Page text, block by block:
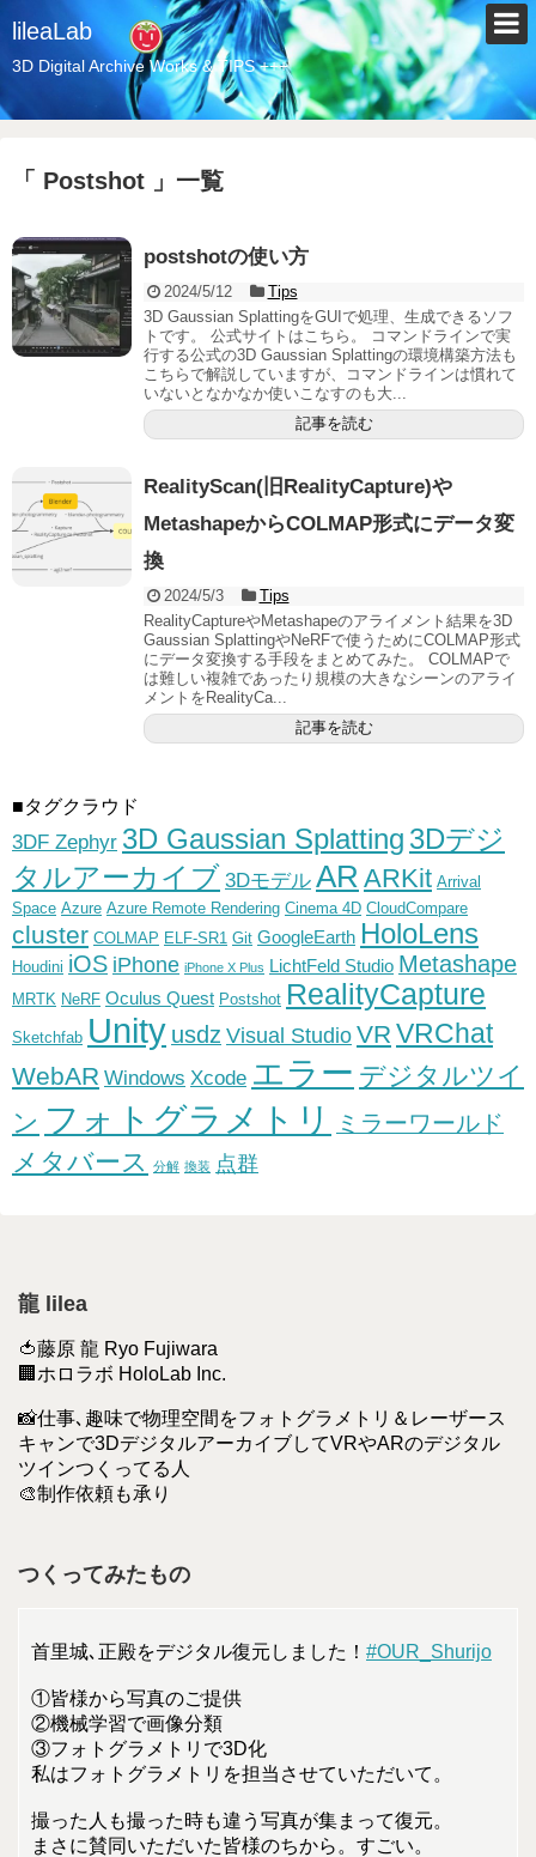
lileaLab
3D Digital Archive Works & TIPS +++
「 Postshot 」一覧
postshotの使い方
2024/5/12
Tips
3D Gaussian SplattingをGUIで処理、生成できるソフ
トです。 公式サイトはこちら。 コマンドラインで実
行する公式の3D Gaussian Splattingの環境構築方法も
こちらで解説していますが、コマンドラインは慣れて
いないとなかなか使いこなすのも大...
記事を読む
RealityScan(旧RealityCapture)や
MetashapeからCOLMAP形式にデータ変
換
2024/5/3
Tips
RealityCaptureやMetashapeのアライメント結果を3D
Gaussian SplattingやNeRFで使うためにCOLMAP形式
にデータ変換する手段をまとめてみた。 COLMAPで
は難しい複雑であったり規模の大きなシーンのアライ
メントをRealityCa...
記事を読む
■タグクラウド
3DF Zephyr 3D Gaussian Splatting 3Dデジ
タルアーカイブ 3Dモデル AR ARKit Arrival
Space Azure Azure Remote Rendering Cinema 4D CloudCompare
cluster COLMAP ELF-SR1 Git GoogleEarth HoloLens
Houdini iOS iPhone iPhone X Plus LichtFeld Studio Metashape
MRTK NeRF Oculus Quest Postshot RealityCapture
Sketchfab Unity usdz Visual Studio VR VRChat
WebAR Windows Xcode エラー デジタルツイ
ン フォトグラメトリ ミラーワールド
メタバース 分解 換装 点群
龍 lilea
🍅藤原 龍 Ryo Fujiwara
🏢ホロラボ HoloLab Inc.
📸仕事､趣味で物理空間をフォトグラメトリ＆レーザース
キャンで3DデジタルアーカイブしてVRやARのデジタル
ツインつくってる人
🎨制作依頼も承り
つくってみたもの
首里城､正殿をデジタル復元しました！ #OUR_Shurijo
①皆様から写真のご提供
②機械学習で画像分類
③フォトグラメトリで3D化
私はフォトグラメトリを担当させていただいて。
撮った人も撮った時も違う写真が集まって復元。
まさに賛同いただいた皆様のちから。すごい。